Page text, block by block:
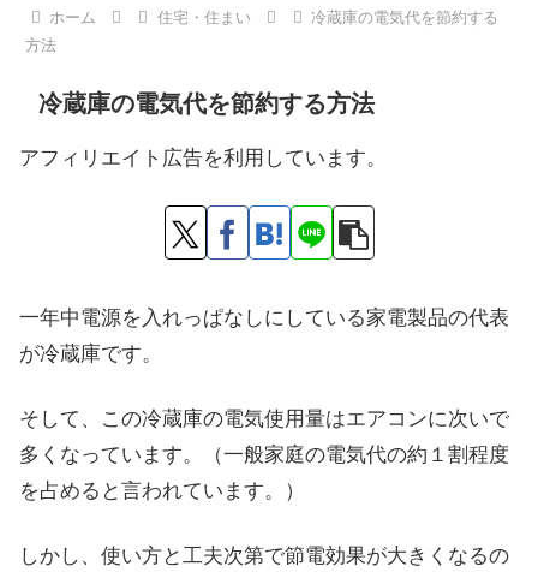
ホーム 住宅・住まい
冷蔵庫の電気代を節約する
方法
冷蔵庫の電気代を節約する方法
アフィリエイト広告を利用しています。
一年中電源を入れっぱなしにしている家電製品の代表
が冷蔵庫です。
そして、この冷蔵庫の電気使用量はエアコンに次いで
多くなっています。（一般家庭の電気代の約１割程度
を占めると言われています。）
しかし、使い方と工夫次第で節電効果が大きくなるの